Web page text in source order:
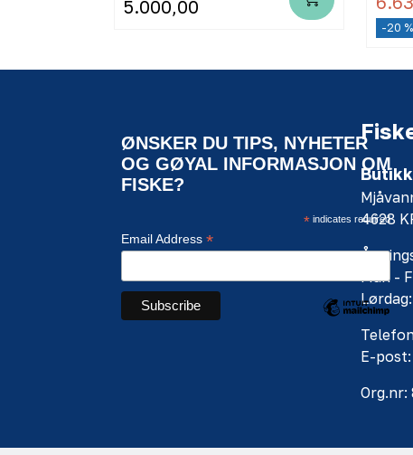
5.000,00
-20 %
ØNSKER DU TIPS, NYHETER
OG GØYAL INFORMASJON OM
FISKE?
*indicates required
Email Address *
Butikk
4628
Man -
E-
Org.nr: